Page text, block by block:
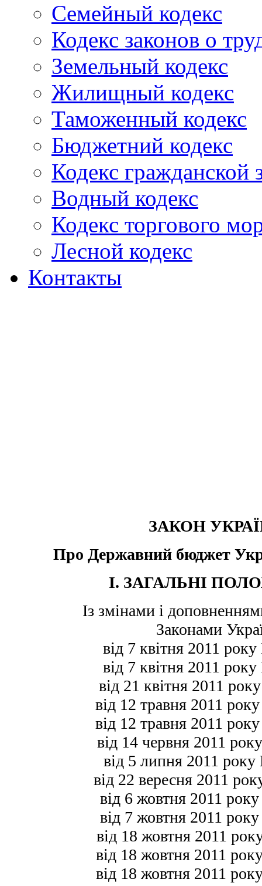
Семейный кодекс
Кодекс законов о
Земельный кодекс
Жилищный кодекс
Таможенный кодекс
Бюджетний кодекс
Кодекс гражданской
Водный кодекс
Кодекс торгового
Лесной кодекс
Контакты
ЗАКОН
Про Державний бюджет
I. ЗАГАЛЬНІ
Із змінами і
Законами
від 7 квітня 2011
від 7 квітня 2011
від 21 квітня 2011
від 12 травня 2011
від 12 травня 2011
від 14 червня 2011
від 5 липня 2011
від 22 вересня 2011
від 6 жовтня 2011
від 7 жовтня 2011
від 18 жовтня 2011
від 18 жовтня 2011
від 18 жовтня 2011